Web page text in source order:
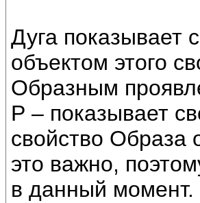
Дуга показывает
объектом этого
Образным
Р – показывает
свойство Образа
это важно,
в данный момент.